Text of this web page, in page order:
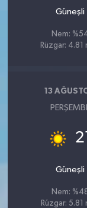
Güneşli
Nem:
Rüzgar: 4.81
13
21
Güneşli
Nem:
Rüzgar: 5.81